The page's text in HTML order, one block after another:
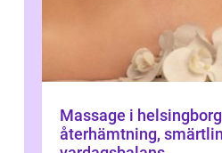
Massage i
återhämtning,